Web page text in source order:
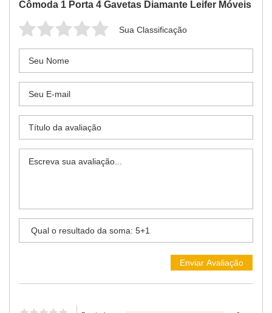
Cômoda 1 Porta 4 Gavetas Diamante Leifer Móveis
Sua Classificação